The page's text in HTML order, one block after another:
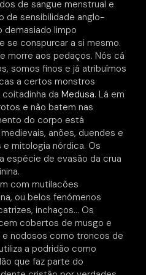
de sangue menstrual e
de sensibilidade anglo-
demasiado limpo
se conspurcar a si mesmo.
morre aos pedaços. Nós cá
somos finos e já atribuímos
a certos monstros
coitadinha daMedusa. Lá em
e não batem nas
do corpo está
anões, duendes e
mitologia nórdica. Os
espécie de evasão da crua
com mutilacões
ou belos fenómenos
inchaços… Os
cobertos de musgo e
nodosos como troncos de
a podridão como
que faz parte do